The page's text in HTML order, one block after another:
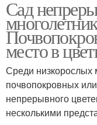
Сад
место в
Среди низкорослых
почвопокровных
непрерывного
несколькими